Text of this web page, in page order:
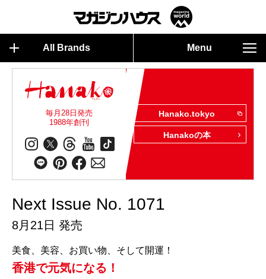
All Brands Menu
毎月28日発売
1988年創刊
Hanako.tokyo
Hanakoの本
Next Issue No. 1071
8月21日 発売
美食、美容、お買い物、そして開運！
香港で元気になる！